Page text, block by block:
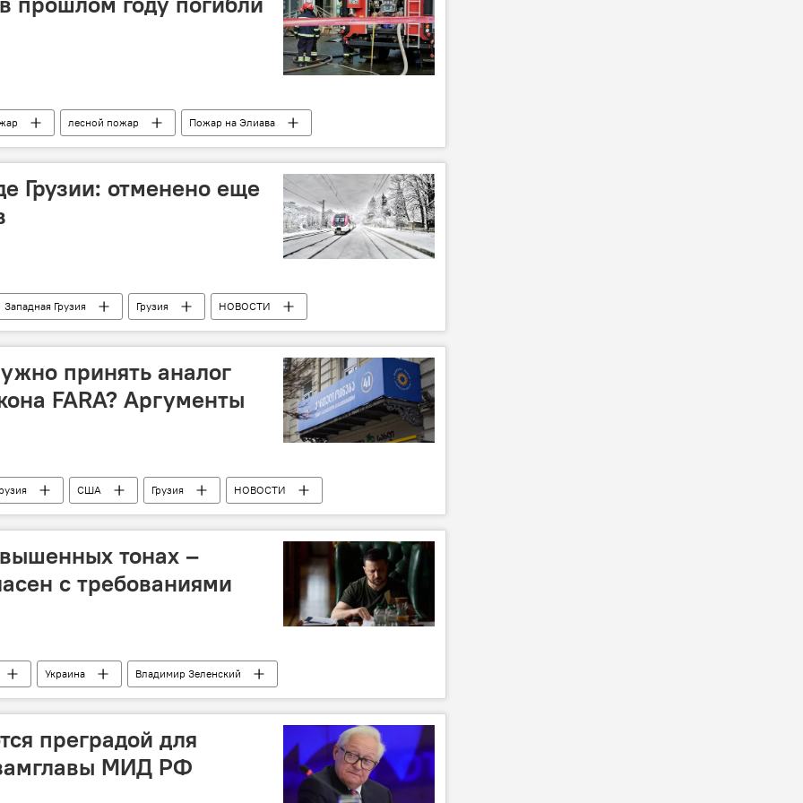
лесной пожар
Пожар на Элиава
на Мтацминда Грузия
НОВОСТИ
Грузии: отменено еще
Западная Грузия Грузия
НОВОСТИ
принять аналог
FARA? Аргументы
США Грузия
НОВОСТИ
Акция против закона об иноагентах
тонах –
с требованиями
Украина
Владимир Зеленский
вокруг Украины
преградой для
МИД РФ